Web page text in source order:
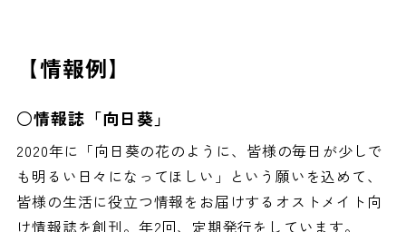
【情報例】
○情報誌「向日葵」
2020年に「向日葵の花のように、皆様の毎日が少しで
も明るい日々になってほしい」という願いを込めて、
皆様の生活に役立つ情報をお届けするオストメイト向
け情報誌を創刊。年2回、定期発行をしています。